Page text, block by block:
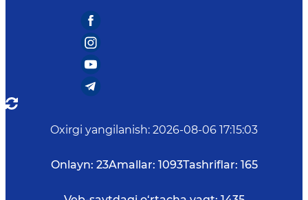
Oxirgi yangilanish: 2026-08-06 17:15:03
Onlayn: 23Amallar: 1093Tashriflar: 165